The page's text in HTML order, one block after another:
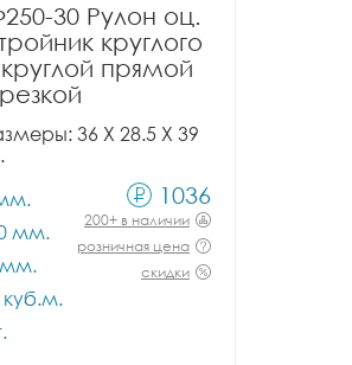
30 Рулон оц.
круглого
прямой
36 X 28.5 X 39
мм.
мм.
1036
200+ в наличии
розничная цена
скидки